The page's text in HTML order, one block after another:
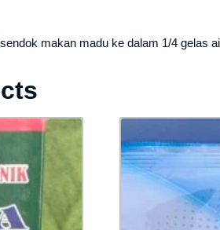
makan madu ke dalam 1/4 gelas